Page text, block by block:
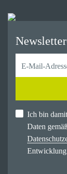
Ich bin
Daten
Entwicklung